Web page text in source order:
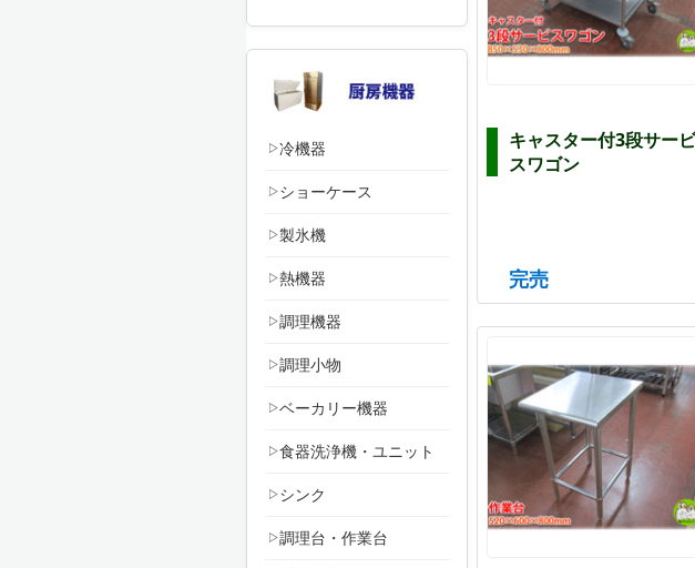
冷機器
ショーケース
製氷機
熱機器
調理機器
調理小物
ベーカリー機器
食器洗浄機・ユニット
シンク
調理台・作業台
キャスター付3段サービ
スワゴン
完売